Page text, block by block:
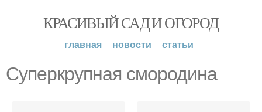
КРАСИВЫЙ САД И ОГОРОД
главная новости статьи
Суперкрупная смородина